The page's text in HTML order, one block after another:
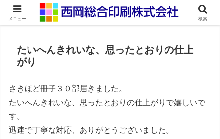
ネット印刷通販・オンデマンド印刷
たいへんきれいな、思ったとおりの仕上
がり
さきほど冊子３０部届きました。
たいへんきれいな、思ったとおりの仕上がりで嬉しいで
す。
迅速で丁寧な対応、ありがとうございました。
メニュー 検索